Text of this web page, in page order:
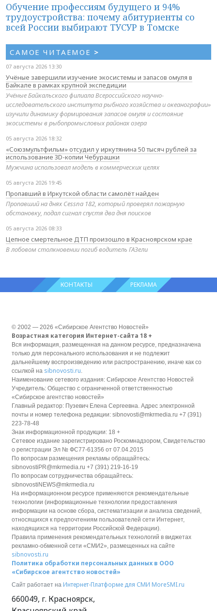
Обучение профессиям будущего и 94%
трудоустройства: почему абитуриенты со
всей России выбирают ТУСУР в Томске
САМОЕ ЧИТАЕМОЕ >
07 августа 2026 13:30
Учёные завершили изучение экосистемы и запасов омуля в
Байкале в рамках крупной экспедиции
Учёные Байкальского филиала Всероссийского научно-
исследовательского института рыбного хозяйства и океанографии»
изучили динамику формирования запасов омуля и состояние
экосистемы в рыбопромысловых районах озера
05 августа 2026 18:32
«Союзмультфильм» отсудил у иркутянина 50 тысяч рублей за
использование 3D-копии Чебурашки
Мужчина использовал модель в коммерческих целях
05 августа 2026 19:45
Пропавший в Иркутской области самолёт найден
Пропавший на днях Cessna 182, который проверял пожарную
обстановку, подал сигнал спустя два дня поисков
05 августа 2026 08:33
Цепное смертельное ДТП произошло в Красноярском крае
В лобовом столкновении погиб водитель ГАЗели
КОНТАКТЫ РЕКЛАМА
© 2002 — 2026 «Сибирское Агентство Новостей»
Возрастная категория Интернет-сайта 18 +
Вся информация, размещенная на данном ресурсе, предназначена
только для персонального использования и не подлежит
дальнейшему воспроизведению или распространению, иначе как со
ссылкой на sibnovosti.ru.
Наименование сетевого издания: Сибирское Агентство Новостей
Учредитель: Общество с ограниченной ответственностью
«Сибирское агентство новостей»
Главный редактор: Пузевич Елена Сергеевна. Адрес электронной
почты и номер телефона редакции: sibnovosti@mkrmedia.ru +7 (391)
223-78-48
Знак информационной продукции: 18 +
Сетевое издание зарегистрировано Роскомнадзором, Свидетельство
о регистрации Эл № ФС77-61356 от 07.04.2015
По вопросам размещения рекламы обращайтесь:
sibnovostiPR@mkrmedia.ru +7 (391) 219-16-19
По вопросам сотрудничества обращайтесь:
sibnovostiNEWS@mkrmedia.ru
На информационном ресурсе применяются рекомендательные
технологии (информационные технологии предоставления
информации на основе сбора, систематизации и анализа сведений,
относящихся к предпочтениям пользователей сети Интернет,
находящихся на территории Российской Федерации).
Правила применения рекомендательных технологий в виджетах
рекламно-обменной сети «СМИ2», размещенных на сайте
sibnovosti.ru
Политика обработки персональных данных в ООО
«Сибирское агентство новостей»
Сайт работает на Интернет-Платформе для СМИ MoreSMI.ru
660049, г. Красноярск,